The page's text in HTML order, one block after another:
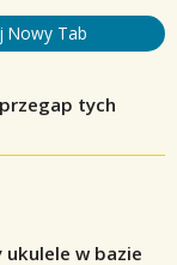
Nowy Tab
tych
ukulele w bazie